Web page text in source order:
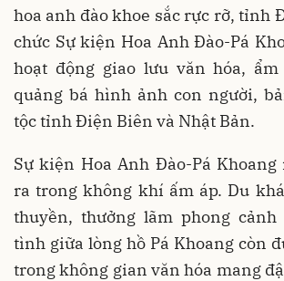
hoa anh đào khoe sắc rực rỡ, tỉnh
chức Sự kiện Hoa Anh Đào-Pá
hoạt động giao lưu văn hóa, ẩm
quảng bá hình ảnh con người,
tộc tỉnh Điện Biên và Nhật Bản.
Sự kiện Hoa Anh Đào-Pá
ra trong không khí ấm áp. Du
thuyền, thưởng lãm phong
tình giữa lòng hồ Pá Khoang còn
trong không gian văn hóa mang